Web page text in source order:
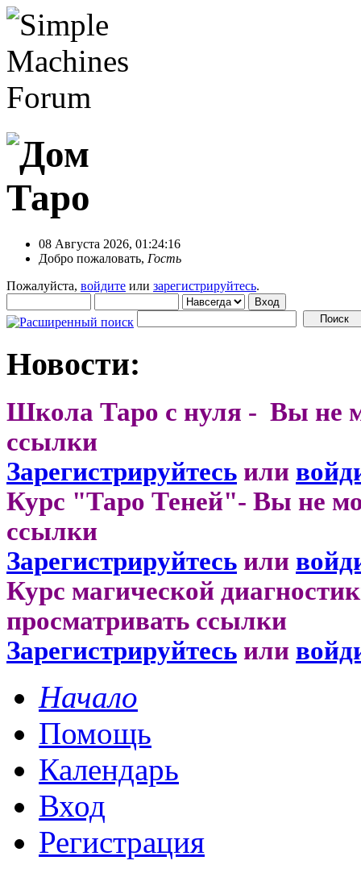
08 Августа 2026, 01:24:16
Добро пожаловать, Гость
Пожалуйста, войдите или зарегистрируйтесь.
Новости:
Школа Таро с нуля - Вы не
ссылки
Зарегистрируйтесь или
Курс "Таро Теней"- Вы не
ссылки
Зарегистрируйтесь или
Курс магической
просматривать ссылки
Зарегистрируйтесь или
Начало
Помощь
Календарь
Вход
Регистрация